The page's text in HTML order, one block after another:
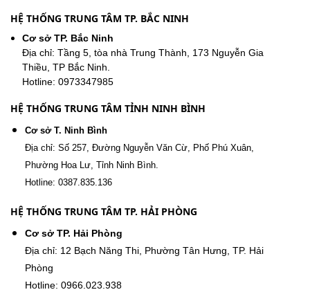
HỆ THỐNG TRUNG TÂM TP. BẮC NINH
Cơ sở TP. Bắc Ninh
Địa chỉ: Tầng 5, tòa nhà Trung Thành, 173 Nguyễn Gia
Thiều, TP Bắc Ninh.
Hotline: 0973347985
HỆ THỐNG TRUNG TÂM TỈNH NINH BÌNH
Cơ sở T. Ninh Bình
Địa chỉ: Số 257, Đường Nguyễn Văn Cừ, Phố Phú Xuân,
Phường Hoa Lư, Tỉnh Ninh Bình.
Hotline: 0387.835.136
HỆ THỐNG TRUNG TÂM TP. HẢI PHÒNG
Cơ sở TP. Hải Phòng
Địa chỉ: 12 Bạch Năng Thi, Phường Tân Hưng, TP. Hải
Phòng
Hotline: 0966.023.938